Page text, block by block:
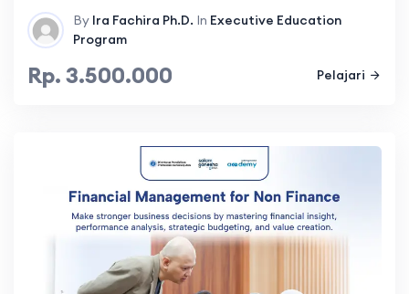
By Ira Fachira Ph.D. In Executive Education
Program
Rp. 3.500.000 Pelajari